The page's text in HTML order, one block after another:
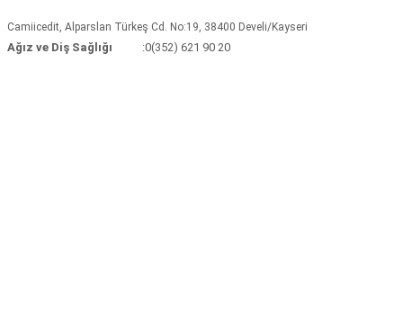
Camiicedit, Alparslan Türkeş Cd. No:19, 38400 Develi/Kayseri
Ağız ve Diş Sağlığı :0(352) 621 90 20